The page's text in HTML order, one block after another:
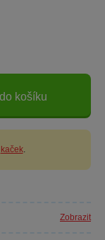
košíku
kaček.
Zobrazit